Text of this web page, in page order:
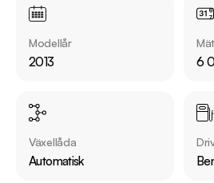
Utrustning inkluderar:
Övrig information om bilen:
Modellår
2013 6
Växellåda
Automatisk